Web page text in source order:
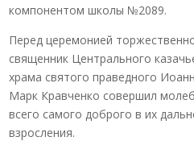
компонентом школы №2089.
Перед церемонией
священник Центрального
храма святого праведного
Марк Кравченко совершил
всего самого доброго в их
взросления.